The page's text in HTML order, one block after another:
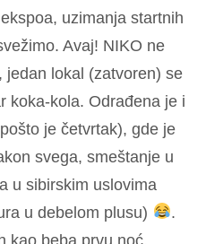
uzimanja startnih
Avaj! NIKO ne
jedan lokal (zatvoren) se
koka-kola. Odrađena je i
je četvrtak), gde je
svega, smeštanje u
u sibirskim uslovima
u debelom plusu)
.
kao beba prvu noć.